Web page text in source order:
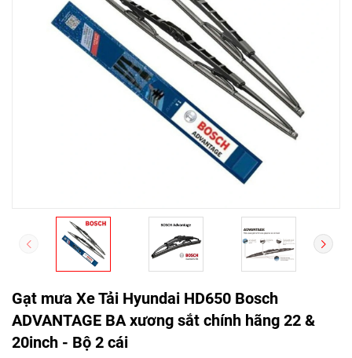
Gạt mưa Xe Tải Hyundai HD650 Bosch
ADVANTAGE BA xương sắt chính hãng 22 &
20inch - Bộ 2 cái